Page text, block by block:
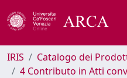
IRIS
Catalogo dei
4 Contributo in Atti